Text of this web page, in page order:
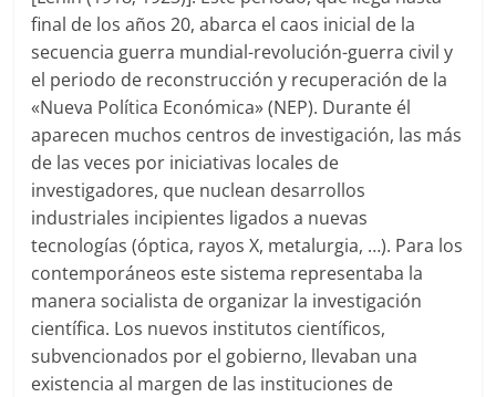
final de los años 20, abarca el caos inicial de la
secuencia guerra mundial-revolución-guerra civil y
el periodo de reconstrucción y recuperación de la
«Nueva Política Económica» (NEP). Durante él
aparecen muchos centros de investigación, las más
de las veces por iniciativas locales de
investigadores, que nuclean desarrollos
industriales incipientes ligados a nuevas
tecnologías (óptica, rayos X, metalurgia, …). Para los
contemporáneos este sistema representaba la
manera socialista de organizar la investigación
científica. Los nuevos institutos científicos,
subvencionados por el gobierno, llevaban una
existencia al margen de las instituciones de